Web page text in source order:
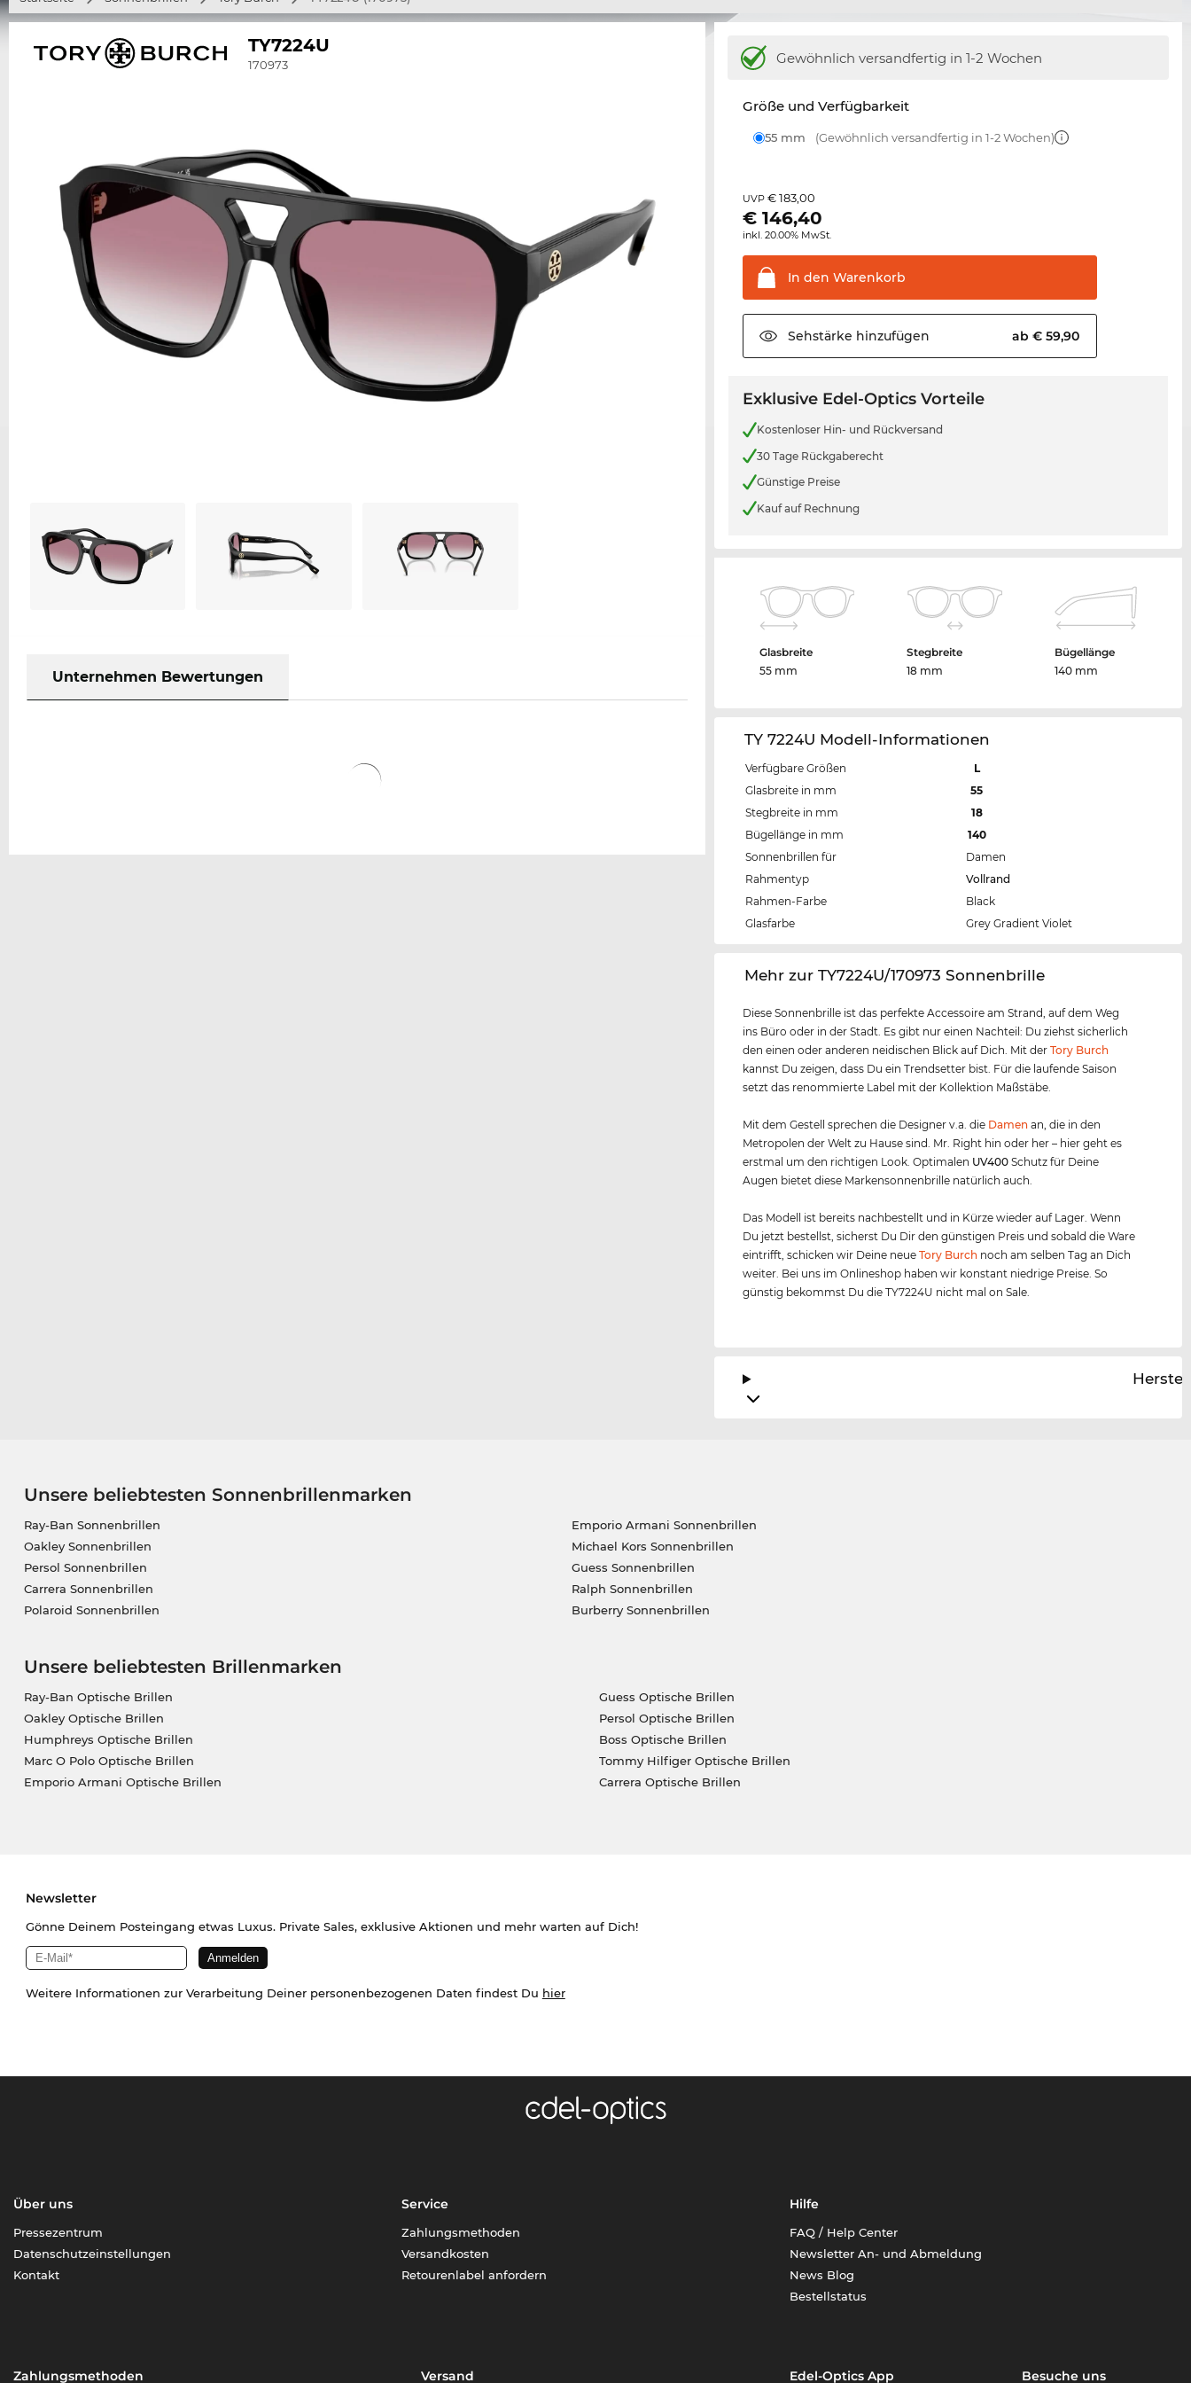
TY7224U
170973
Unternehmen Bewertungen
Gewöhnlich versandfertig in 1-2 Wochen
Größe und Verfügbarkeit
55 mm (Gewöhnlich versandfertig in 1-2 Wochen)
UVP€ 183,00
€146,40
inkl. 20.00% MwSt.
In den Warenkorb
Sehstärke hinzufügen ab € 59,90
Exklusive Edel-Optics Vorteile
Kostenloser Hin- und Rückversand
30 Tage Rückgaberecht
Günstige Preise
Kauf auf Rechnung
Glasbreite
55 mm
Stegbreite
18 mm
Bügellänge
140 mm
TY 7224U Modell-Informationen
Verfügbare Größen
L
Glasbreite in mm
55
Stegbreite in mm
18
Bügellänge in mm
140
Sonnenbrillen für
Damen
Rahmentyp
Vollrand
Rahmen-Farbe
Black
Glasfarbe
Grey Gradient Violet
‌Mehr zur TY7224U/170973 Sonnenbrille
Diese Sonnenbrille ist das perfekte Accessoire am Strand, auf dem Weg
ins Büro oder in der Stadt. Es gibt nur einen Nachteil: Du ziehst sicherlich
den einen oder anderen neidischen Blick auf Dich. Mit derTory Burch
kannst Du zeigen, dass Du ein Trendsetter bist. Für die laufende Saison
setzt das renommierte Label mit der Kollektion Maßstäbe.
Mit dem Gestell sprechen die Designer v.a. die Damen an, die in den
Metropolen der Welt zu Hause sind. Mr. Right hin oder her – hier geht es
erstmal um den richtigen Look. Optimalen UV400 Schutz für Deine
Augen bietet diese Markensonnenbrille natürlich auch.
Das Modell ist bereits nachbestellt und in Kürze wieder auf Lager. Wenn
Du jetzt bestellst, sicherst Du Dir den günstigen Preis und sobald die Ware
eintrifft, schicken wir Deine neueTory Burch noch am selben Tag an Dich
weiter. Bei uns im Onlineshop haben wir konstant niedrige Preise. So
günstig bekommst Du die TY7224U nicht mal on Sale.
Unsere beliebtesten Sonnenbrillenmarken
Ray-Ban Sonnenbrillen
Oakley Sonnenbrillen
Persol Sonnenbrillen
Carrera Sonnenbrillen
Polaroid Sonnenbrillen
Emporio Armani Sonnenbrillen
Michael Kors Sonnenbrillen
Guess Sonnenbrillen
Ralph Sonnenbrillen
Burberry Sonnenbrillen
Unsere beliebtesten Brillenmarken
Ray-Ban Optische Brillen
Oakley Optische Brillen
Humphreys Optische Brillen
Marc O Polo Optische Brillen
Emporio Armani Optische Brillen
Guess Optische Brillen
Persol Optische Brillen
Boss Optische Brillen
Tommy Hilfiger Optische Brillen
Carrera Optische Brillen
Newsletter
Gönne Deinem Posteingang etwas Luxus. Private Sales, exklusive Aktionen und mehr warten auf Dich!
Weitere Informationen zur Verarbeitung Deiner personenbezogenen Daten findest Du hier
Über uns
Pressezentrum
Datenschutzeinstellungen
Kontakt
Service
Zahlungsmethoden
Versandkosten
Retourenlabel anfordern
Hilfe
FAQ / Help Center
Newsletter An- und Abmeldung
News Blog
Bestellstatus
Zahlungsmethoden Versand Edel-Optics App Besuche uns